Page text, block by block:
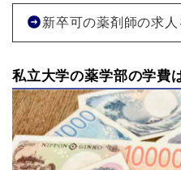
新卒可の薬剤師の求人
私立大学の薬学部の学費